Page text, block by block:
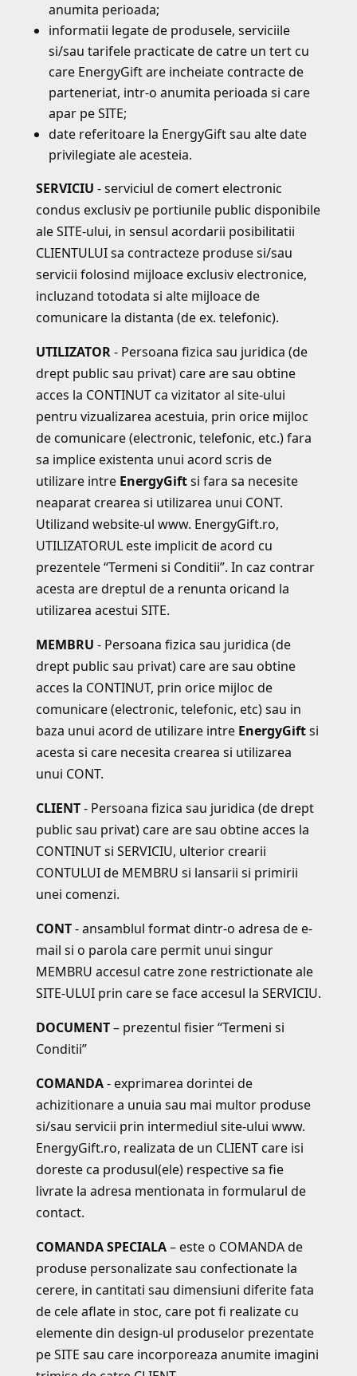
anumita perioada;
informatii legate de produsele, serviciile
si/sau tarifele practicate de catre un tert cu
care EnergyGift are incheiate contracte de
parteneriat, intr-o anumita perioada si care
apar pe SITE;
date referitoare la EnergyGift sau alte date
privilegiate ale acesteia.
SERVICIU - serviciul de comert electronic
condus exclusiv pe portiunile public disponibile
ale SITE-ului, in sensul acordarii posibilitatii
CLIENTULUI sa contracteze produse si/sau
servicii folosind mijloace exclusiv electronice,
incluzand totodata si alte mijloace de
comunicare la distanta (de ex. telefonic).
UTILIZATOR- Persoana fizica sau juridica (de
drept public sau privat) care are sau obtine
acces la CONTINUT ca vizitator al site-ului
pentru vizualizarea acestuia, prin orice mijloc
de comunicare (electronic, telefonic, etc.) fara
sa implice existenta unui acord scris de
utilizare intre EnergyGiftsi fara sa necesite
neaparat crearea si utilizarea unui CONT.
Utilizand website-ul www. EnergyGift.ro,
UTILIZATORUL este implicit de acord cu
prezentele “Termeni si Conditii”. In caz contrar
acesta are dreptul de a renunta oricand la
utilizarea acestui SITE.
MEMBRU - Persoana fizica sau juridica (de
drept public sau privat) care are sau obtine
acces la CONTINUT, prin orice mijloc de
comunicare (electronic, telefonic, etc) sau in
baza unui acord de utilizare intre EnergyGiftsi
acesta si care necesita crearea si utilizarea
unui CONT.
CLIENT- Persoana fizica sau juridica (de drept
public sau privat) care are sau obtine acces la
CONTINUT si SERVICIU, ulterior crearii
CONTULUI de MEMBRU si lansarii si primirii
unei comenzi.
CONT- ansamblul format dintr-o adresa de e-
mail si o parola care permit unui singur
MEMBRU accesul catre zone restrictionate ale
SITE-ULUI prin care se face accesul la SERVICIU.
DOCUMENT– prezentul fisier “Termeni si
Conditii”
COMANDA- exprimarea dorintei de
achizitionare a unuia sau mai multor produse
si/sau servicii prin intermediul site-ului www.
EnergyGift.ro, realizata de un CLIENT care isi
doreste ca produsul(ele) respective sa fie
livrate la adresa mentionata in formularul de
contact.
COMANDA SPECIALA– este o COMANDA de
produse personalizate sau confectionate la
cerere, in cantitati sau dimensiuni diferite fata
de cele aflate in stoc, care pot fi realizate cu
elemente din design-ul produselor prezentate
pe SITE sau care incorporeaza anumite imagini